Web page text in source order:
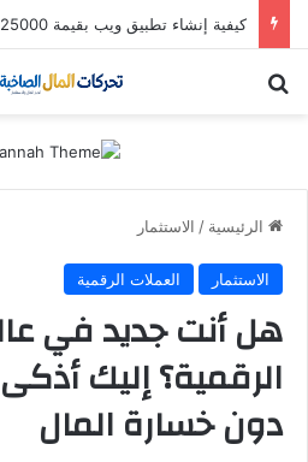
الرئيسية / الاستثمار
الاستثمار العملات الرقمية
هل أنت جديد في
الرقمية؟ إليك
دون خسارة المال